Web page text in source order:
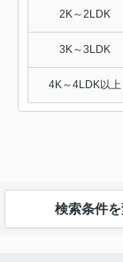
2K～2LDK
3K～3LDK
4K～4LDK以上
検索条件